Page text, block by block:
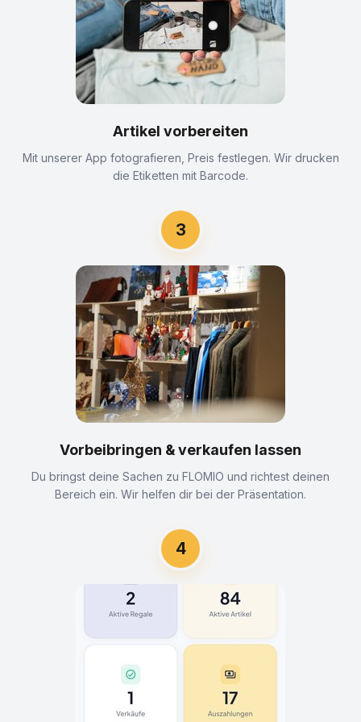
Artikel vorbereiten
Mit unserer App fotografieren, Preis festlegen. Wir drucken
die Etiketten mit Barcode.
3
Vorbeibringen & verkaufen lassen
Du bringst deine Sachen zu FLOMIO und richtest deinen
Bereich ein. Wir helfen dir bei der Präsentation.
4